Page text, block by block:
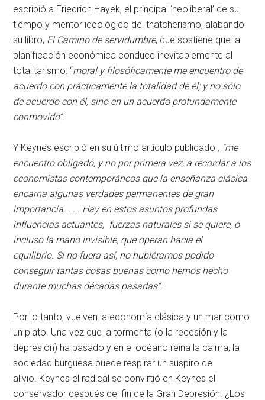
escribió a Friedrich Hayek, el principal ‘neoliberal’ de su
tiempo y mentor ideológico del thatcherismo, alabando
su libro, El Camino de servidumbre, que sostiene que la
planificación económica conduce inevitablemente al
totalitarismo: “moral y filosóficamente me encuentro de
acuerdo con prácticamente la totalidad de él; y no sólo
de acuerdo con él, sino en un acuerdo profundamente
conmovido“.
Y Keynes escribió en su último artículo publicado , “me
encuentro obligado, y no por primera vez, a recordar a los
economistas contemporáneos que la enseñanza clásica
encarna algunas verdades permanentes de gran
importancia. . . . Hay en estos asuntos profundas
influencias actuantes, fuerzas naturales si se quiere, o
incluso la mano invisible, que operan hacia el
equilibrio. Si no fuera así, no hubiéramos podido
conseguir tantas cosas buenas como hemos hecho
durante muchas décadas pasadas”.
Por lo tanto, vuelven la economía clásica y un mar como
un plato. Una vez que la tormenta (o la recesión y la
depresión) ha pasado y en el océano reina la calma, la
sociedad burguesa puede respirar un suspiro de
alivio. Keynes el radical se convirtió en Keynes el
conservador después del fin de la Gran Depresión. ¿Los